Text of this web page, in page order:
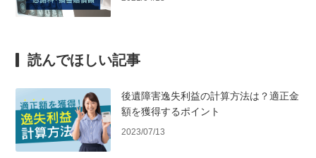
読んでほしい記事
後遺障害逸失利益の計算方法は？適正金
額を獲得するポイント
2023/07/13